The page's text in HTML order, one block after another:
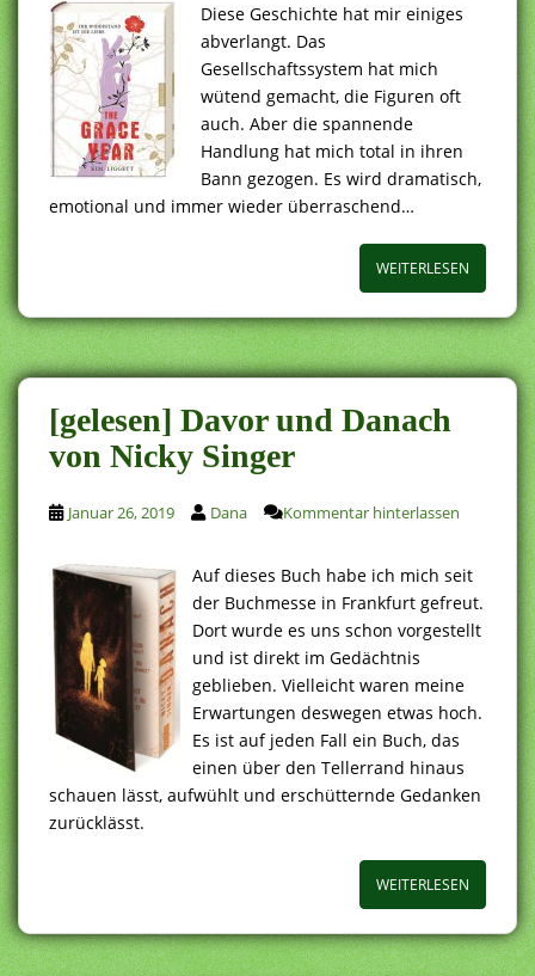
Diese Geschichte hat mir einiges
abverlangt. Das
Gesellschaftssystem hat mich
wütend gemacht, die Figuren oft
auch. Aber die spannende
Handlung hat mich total in ihren
Bann gezogen. Es wird dramatisch,
emotional und immer wieder überraschend…
WEITERLESEN
[gelesen] Davor und Danach
von Nicky Singer
Januar 26, 2019 Dana Kommentar hinterlassen
Auf dieses Buch habe ich mich seit
der Buchmesse in Frankfurt gefreut.
Dort wurde es uns schon vorgestellt
und ist direkt im Gedächtnis
geblieben. Vielleicht waren meine
Erwartungen deswegen etwas hoch.
Es ist auf jeden Fall ein Buch, das
einen über den Tellerrand hinaus
schauen lässt, aufwühlt und erschütternde Gedanken
zurücklässt.
WEITERLESEN